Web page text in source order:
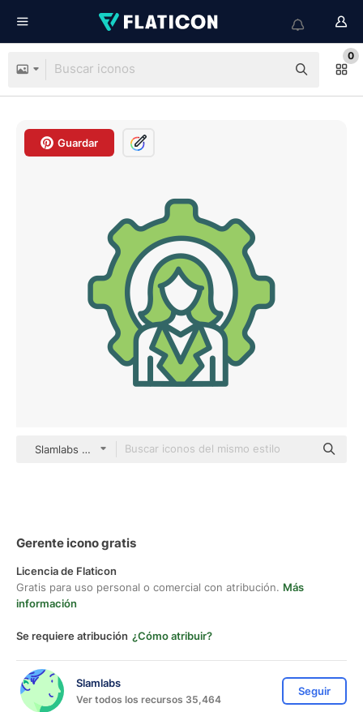
0
Guardar
Slamlabs color lineal-color
Gerente icono gratis
Licencia de Flaticon
Gratis para uso personal o comercial con atribución. Más
información
Se requiere atribución ¿Cómo atribuir?
Slamlabs
Ver todos los recursos 35,464
Seguir